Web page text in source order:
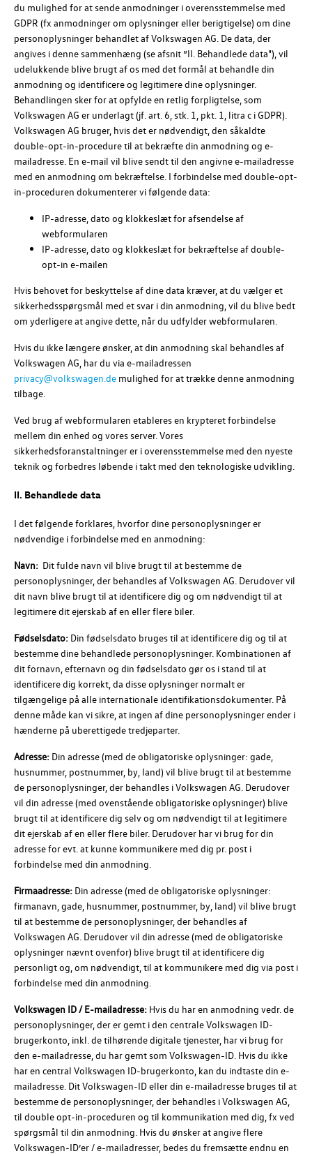
du mulighed for at sende anmodninger i overensstemmelse med
GDPR (fx anmodninger om oplysninger eller berigtigelse) om dine
personoplysninger behandlet afVolkswagen AG. De data, der
angives i denne sammenhæng (se afsnit ”II. Behandlede data"), vil
udelukkende blive brugt af os med det formål at behandle din
anmodning og identificere og legitimere dine oplysninger.
Behandlingen sker for at opfylde en retlig forpligtelse, som
Volkswagen AG er underlagt (jf. art. 6, stk. 1, pkt. 1, litra c i GDPR).
Volkswagen AG bruger, hvis det er nødvendigt, den såkaldte
double-opt-in-procedure til at bekræfte din anmodning og e-
mailadresse. En e-mail vil blive sendt til den angivne e-mailadresse
med en anmodning om bekræftelse. I forbindelse med double-opt-
in-proceduren dokumenterer vi følgende data:
IP-adresse, dato og klokkeslæt for afsendelse af
webformularen
IP-adresse, dato og klokkeslæt for bekræftelse af double-
opt-in e-mailen
Hvis behovet for beskyttelse af dine data kræver, at du vælger et
sikkerhedsspørgsmål med et svar i din anmodning, vil du blive bedt
om yderligere at angive dette, når du udfylder webformularen.
Hvis du ikke længere ønsker, at din anmodning skal behandles af
Volkswagen AG , har du via e-mailadressen
privacy@volkswagen.de mulighed for at trække denne anmodning
tilbage.
Ved brug af webformularen etableres en krypteret forbindelse
mellem din enhed og vores server. Vores
sikkerhedsforanstaltninger er i overensstemmelse med den nyeste
teknik og forbedres løbende i takt med den teknologiske udvikling.
II. Behandlede data
I det følgende forklares, hvorfor dine personoplysninger er
nødvendige i forbindelse med en anmodning:
Navn: Dit fulde navn vil blive brugt til at bestemme de
personoplysninger, der behandles afVolkswagen AG. Derudover vil
dit navn blive brugt til at identificere dig og om nødvendigt til at
legitimere dit ejerskab af en eller flere biler.
Fødselsdato: Din fødselsdato bruges til at identificere dig og til at
bestemme dine behandlede personoplysninger. Kombinationen af
dit fornavn, efternavn og din fødselsdato gør os i stand til at
identificere dig korrekt, da disse oplysninger normalt er
tilgængelige på alle internationale identifikationsdokumenter. På
denne måde kan vi sikre, at ingen af dine personoplysninger ender i
hænderne på uberettigede tredjeparter.
Adresse: Din adresse (med de obligatoriske oplysninger: gade,
husnummer, postnummer, by, land) vil blive brugt til at bestemme
de personoplysninger, der behandles iVolkswagen AG. Derudover
vil din adresse (med ovenstående obligatoriske oplysninger) blive
brugt til at identificere dig selv og om nødvendigt til at legitimere
dit ejerskab af en eller flere biler. Derudover har vi brug for din
adresse for evt. at kunne kommunikere med dig pr. post i
forbindelse med din anmodning.
Firmaadresse: Din adresse (med de obligatoriske oplysninger:
firmanavn, gade, husnummer, postnummer, by, land) vil blive brugt
til at bestemme de personoplysninger, der behandles af
Volkswagen AG. Derudover vil din adresse (med de obligatoriske
oplysninger nævnt ovenfor) blive brugt til at identificere dig
personligt og, om nødvendigt, til at kommunikere med dig via post i
forbindelse med din anmodning.
Volkswagen ID / E-mailadresse: Hvis du har en anmodning vedr. de
personoplysninger, der er gemt i den centraleVolkswagen ID-
brugerkonto, inkl. de tilhørende digitale tjenester, har vi brug for
den e-mailadresse, du har gemt som Volkswagen-ID. Hvis du ikke
har en central Volkswagen ID-brugerkonto, kan du indtaste din e-
mailadresse. Dit Volkswagen-ID eller din e-mailadresse bruges til at
bestemme de personoplysninger, der behandles iVolkswagen AG,
til double opt-in-proceduren og til kommunikation med dig, fx ved
spørgsmål til din anmodning. Hvis du ønsker at angive flere
Volkswagen-ID’er / e-mailadresser, bedes du fremsætte endnu en